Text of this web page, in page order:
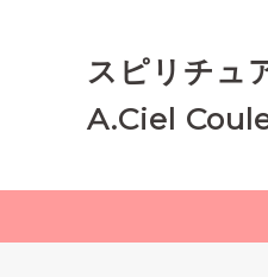
スピリチュ
A.Ciel